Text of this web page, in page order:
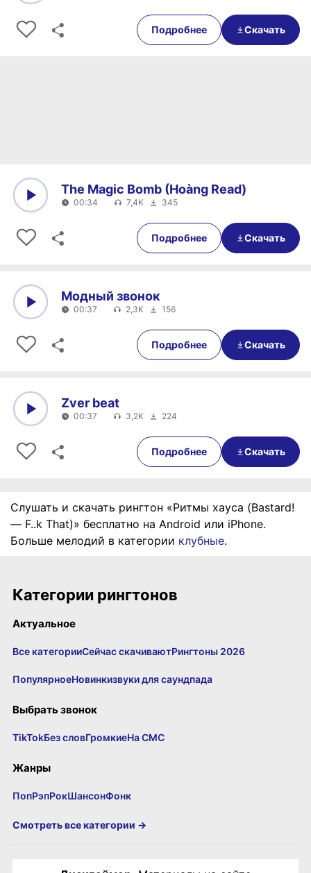
00:34
Подробнее Скачать
00:34
The Magic Bomb (Hoàng Read)
00:34 7,4K 345
Подробнее Скачать
00:37
Модный звонок
00:37 2,3K 156
Подробнее Скачать
00:37
Zver beat
00:37 3,2K 224
Подробнее Скачать
Слушать и скачать рингтон «Ритмы хауса (Bastard!
— F..k That)» бесплатно на Android или iPhone.
Больше мелодий в категории клубные.
Категории рингтонов
Актуальное
Все категорииСейчас скачиваютРингтоны 2026
ПопулярноеНовинкизвуки для саундпада
Выбрать звонок
TikTokБез словГромкиеНа СМС
Жанры
ПопРэпРокШансонФонк
Смотреть все категории →